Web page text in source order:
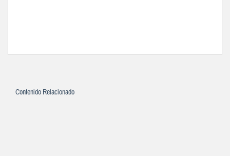
Contenido Relacionado